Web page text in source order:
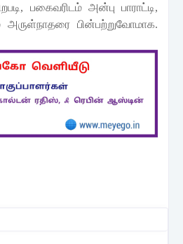
, பகைவரிடம் அன்பு பாராட்டி,
அருள்நாதரை பின்பற்றுவோமாக.